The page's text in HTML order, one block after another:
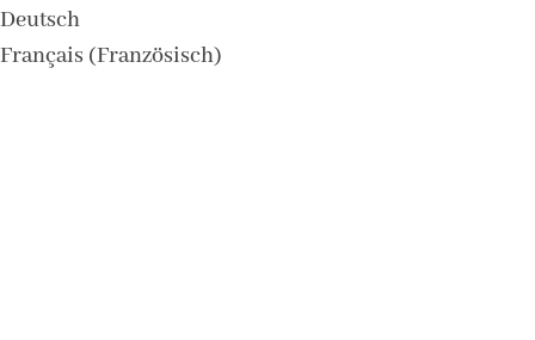
Deutsch
Français (Französisch)